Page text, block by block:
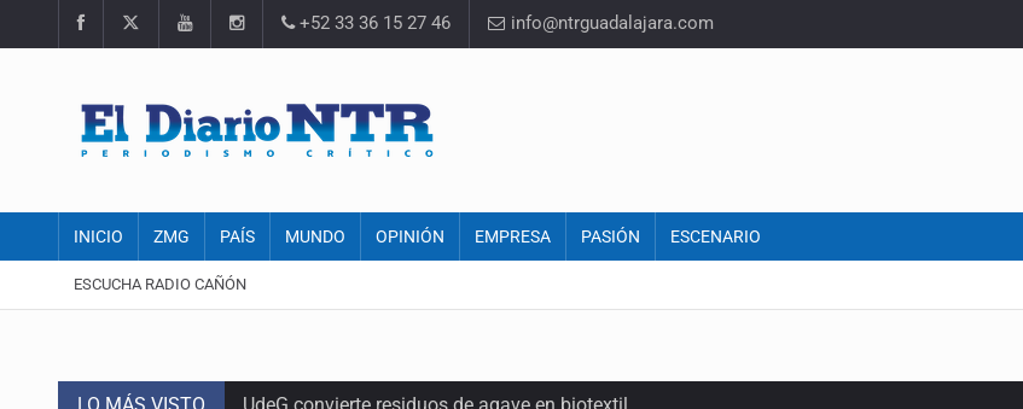
+52 33 36 15 27 46 info@ntrguadalajara.com
INICIO ZMG PAÍS MUNDO OPINIÓN EMPRESA PASIÓN ESCENARIO
ESCUCHA RADIO CAÑÓN